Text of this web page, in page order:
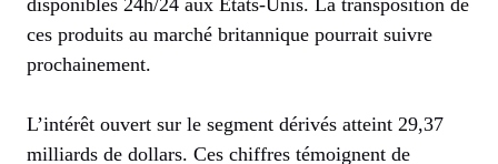
disponibles 24h/24 aux États-Unis. La transposition de
ces produits au marché britannique pourrait suivre
prochainement.
L’intérêt ouvert sur le segment dérivés atteint 29,37
milliards de dollars. Ces chiffres témoignent de